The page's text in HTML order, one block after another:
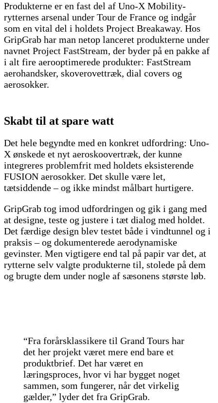
Produkterne er en fast del af Uno-X Mobility-
rytternes arsenal under Tour de France og indgår
som en vital del i holdets Project Breakaway. Hos
GripGrab har man netop lanceret produkterne under
navnet Project FastStream, der byder på en pakke af
i alt fire aerooptimerede produkter: FastStream
aerohandsker, skoverovettræk, dial covers og
aerosokker.
Skabt til at spare watt
Det hele begyndte med en konkret udfordring: Uno-
X ønskede et nyt aeroskoovertræk, der kunne
integreres problemfrit med holdets eksisterende
FUSION aerosokker. Det skulle være let,
tætsiddende – og ikke mindst målbart hurtigere.
GripGrab tog imod udfordringen og gik i gang med
at designe, teste og justere i tæt dialog med holdet.
Det færdige design blev testet både i vindtunnel og i
praksis – og dokumenterede aerodynamiske
gevinster. Men vigtigere end tal på papir var det, at
rytterne selv valgte produkterne til, stolede på dem
og brugte dem under nogle af sæsonens største løb.
“Fra forårsklassikere til Grand Tours har
det her projekt været mere end bare et
produktbrief. Det har været en
læringsproces, hvor vi har bygget noget
sammen, som fungerer, når det virkelig
gælder,” lyder det fra GripGrab.